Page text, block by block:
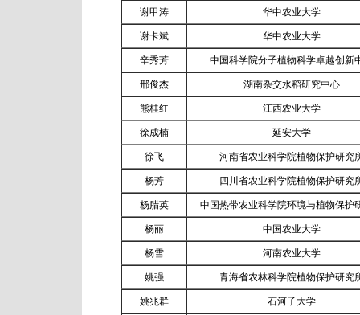
谢甲涛 华中农业大学
谢卡斌 华中农业大学
辛秀芳 中国科学院分子植物科学卓越创新
邢俊杰 湖南杂交水稻研究中心
熊桂红 江西农业大学
徐成楠 延安大学
徐飞 河南省农业科学院植物保护研究
杨芳 四川省农业科学院植物保护研究
杨腊英 中国热带农业科学院环境与植物保护
杨丽 中国农业大学
杨雪 河南农业大学
姚强 青海省农林科学院植物保护研究
姚兆群 石河子大学